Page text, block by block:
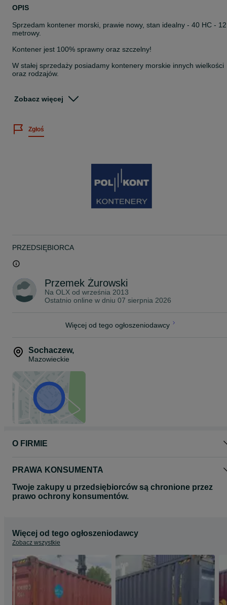
OPIS
Sprzedam kontener morski, prawie nowy, stan idealny - 40 HC - 12
metrowy.
Kontener jest 100% sprawny oraz szczelny!
W stałej sprzedaży posiadamy kontenery morskie innych wielkości
oraz rodzajów.
Przemek,
Zobacz więcej
Zgłoś
PRZEDSIĘBIORCA
Przemek Żurowski
Na OLX od września 2013
Ostatnio online w dniu 07 sierpnia 2026
Więcej od tego ogłoszeniodawcy
Sochaczew,
Mazowieckie
O FIRMIE
PRAWA KONSUMENTA
Twoje zakupy u przedsiębiorców są chronione przez
prawo ochrony konsumentów.
Więcej od tego ogłoszeniodawcy
Zobacz wszystkie